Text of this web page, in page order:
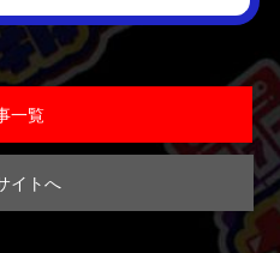
一覧
イトへ